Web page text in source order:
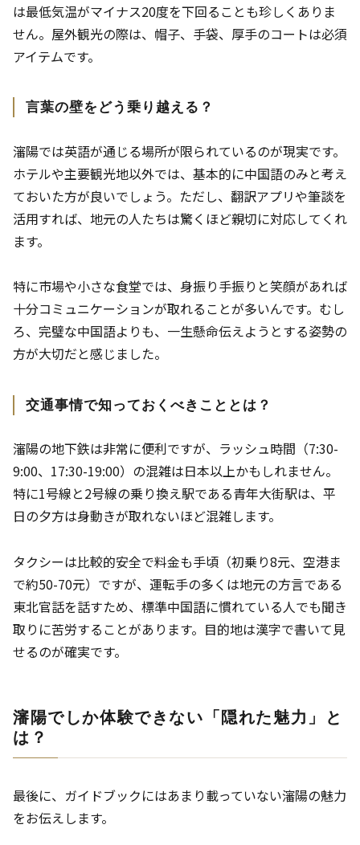
は最低気温がマイナス20度を下回ることも珍しくありま
せん。屋外観光の際は、帽子、手袋、厚手のコートは必須
アイテムです。
言葉の壁をどう乗り越える？
瀋陽では英語が通じる場所が限られているのが現実です。
ホテルや主要観光地以外では、基本的に中国語のみと考え
ておいた方が良いでしょう。ただし、翻訳アプリや筆談を
活用すれば、地元の人たちは驚くほど親切に対応してくれ
ます。
特に市場や小さな食堂では、身振り手振りと笑顔があれば
十分コミュニケーションが取れることが多いんです。むし
ろ、完璧な中国語よりも、一生懸命伝えようとする姿勢の
方が大切だと感じました。
交通事情で知っておくべきこととは？
瀋陽の地下鉄は非常に便利ですが、ラッシュ時間（7:30-
9:00、17:30-19:00）の混雑は日本以上かもしれません。
特に1号線と2号線の乗り換え駅である青年大街駅は、平
日の夕方は身動きが取れないほど混雑します。
タクシーは比較的安全で料金も手頃（初乗り8元、空港ま
で約50-70元）ですが、運転手の多くは地元の方言である
東北官話を話すため、標準中国語に慣れている人でも聞き
取りに苦労することがあります。目的地は漢字で書いて見
せるのが確実です。
瀋陽でしか体験できない「隠れた魅力」と
は？
最後に、ガイドブックにはあまり載っていない瀋陽の魅力
をお伝えします。